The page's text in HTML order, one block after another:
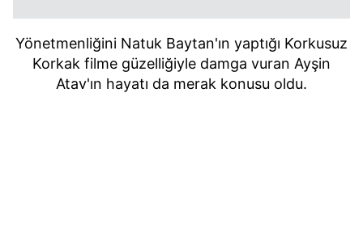
Yönetmenliğini Natuk Baytan'ın yaptığı Korkusuz
Korkak filme güzelliğiyle damga vuran Ayşin
Atav'ın hayatı da merak konusu oldu.